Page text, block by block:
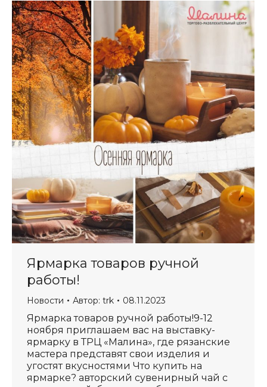
Ярмарка товаров ручной
работы!
Новости Автор: trk 08.11.2023
Ярмарка товаров ручной работы!9-12
ноября приглашаем вас на выставку-
ярмарку в ТРЦ «Малина», где рязанские
мастера представят свои изделия и
угостят вкусностями Что купить на
ярмарке? авторский сувенирный чай с